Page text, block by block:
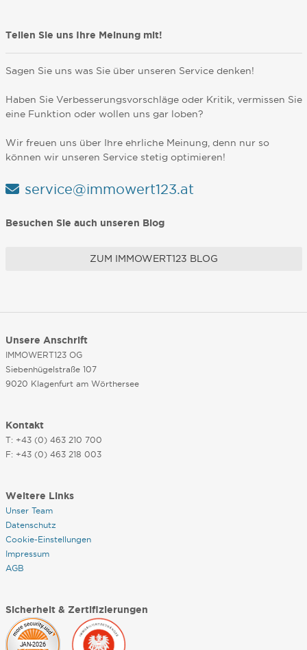
Teilen Sie uns Ihre Meinung mit!
Sagen Sie uns was Sie über unseren Service denken!
Haben Sie Verbesserungsvorschläge oder Kritik, vermissen Sie
eine Funktion oder wollen uns gar loben?
Wir freuen uns über Ihre ehrliche Meinung, denn nur so
können wir unseren Service stetig optimieren!
service@immowert123.at
Besuchen Sie auch unseren Blog
ZUM IMMOWERT123 BLOG
Unsere Anschrift
IMMOWERT123 OG
Siebenhügelstraße 107
9020 Klagenfurt am Wörthersee
Kontakt
T: +43 (0) 463 210 700
F: +43 (0) 463 218 003
Weitere Links
Unser Team
Datenschutz
Cookie-Einstellungen
Impressum
AGB
Sicherheit & Zertifizierungen